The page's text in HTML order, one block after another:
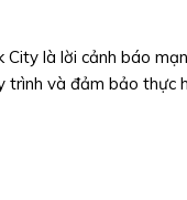
City là lời cảnh báo
trình và đảm bảo